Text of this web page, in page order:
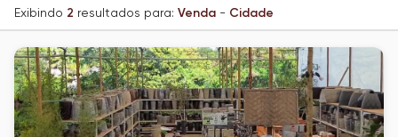
Exibindo 2 resultados para: Venda - Cidade